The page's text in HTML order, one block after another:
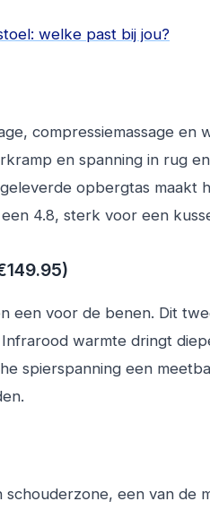
welke past bij jou?
compressiemassage en
en spanning in rug
opbergtas maakt
4.8, sterk voor een
een voor de benen. Dit
warmte dringt
spierspanning een
een van de